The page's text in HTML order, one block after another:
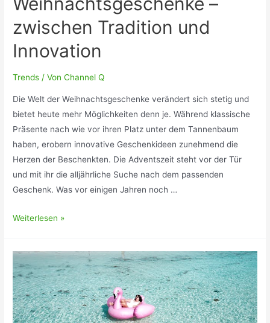
zwischen Tradition und
Innovation
Trends / VonChannel Q
Die Welt der Weihnachtsgeschenke verändert sich stetig und
bietet heute mehr Möglichkeiten denn je. Während klassische
Präsente nach wie vor ihren Platz unter dem Tannenbaum
haben, erobern innovative Geschenkideen zunehmend die
Herzen der Beschenkten. Die Adventszeit steht vor der Tür
und mit ihr die alljährliche Suche nach dem passenden
Geschenk. Was vor einigen Jahren noch …
Moderne
zwischen
Tradition
und
Innovation
Weiterlesen »